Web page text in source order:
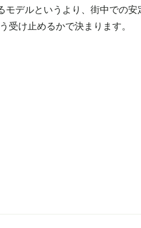
デルというより、街中での
け止めるかで決まります。